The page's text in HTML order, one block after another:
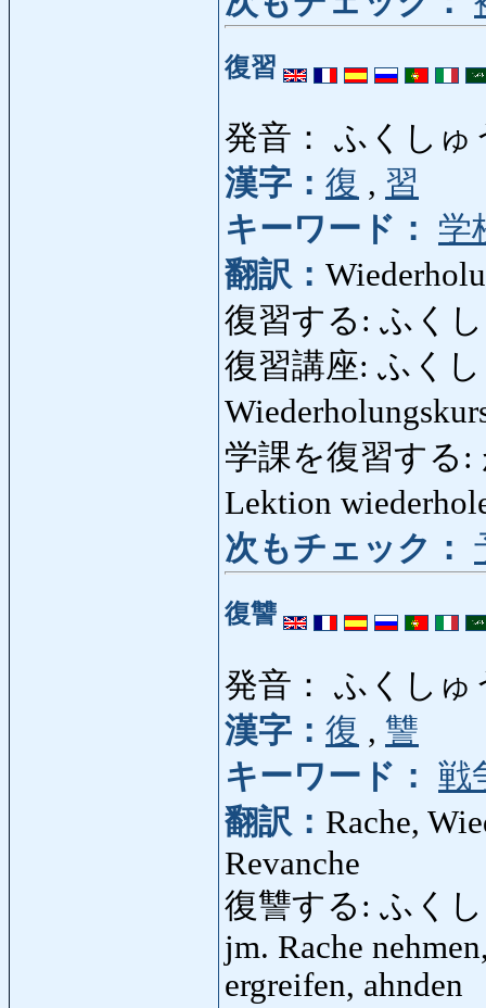
復習
発音： ふくしゅ
漢字： 復 , 習
キーワード：
学
翻訳：
復習する: ふくし
復習講座: ふく
学課を復習する:
Lektion
次もチェック：
復讐
発音： ふくしゅ
漢字： 復 , 讐
キーワード： 戦
翻訳： Rache,
Revanche
復讐する: ふくし
jm. Rache
ergreifen, ahnden